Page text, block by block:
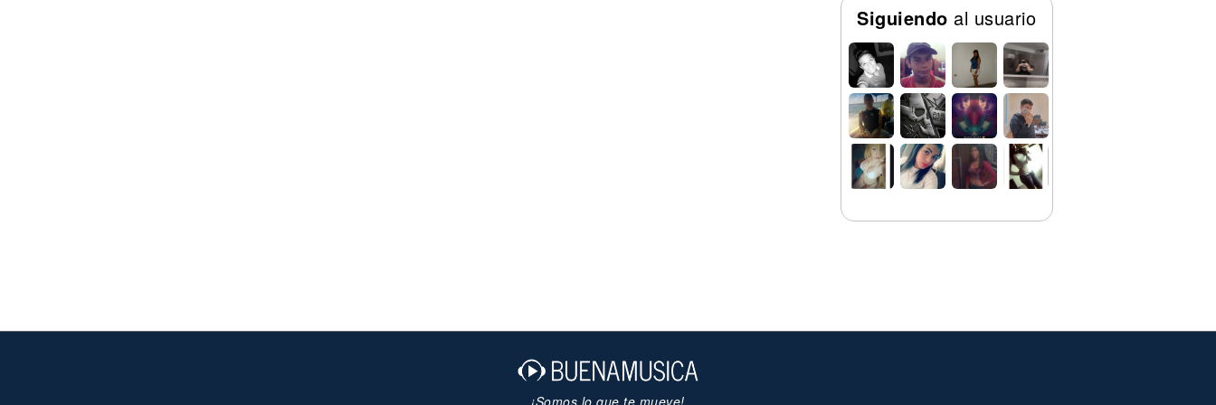
Siguiendo al usuario
¡Somos lo que te mueve!